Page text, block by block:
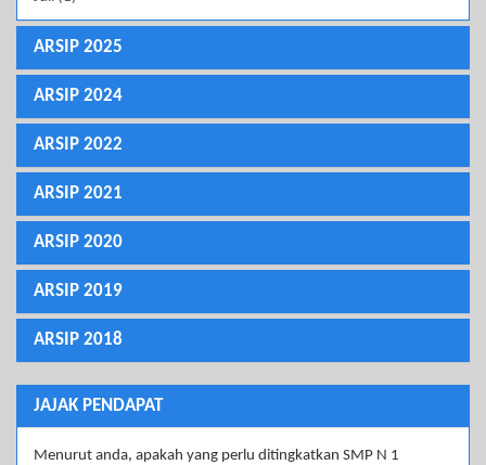
ARSIP 2025
ARSIP 2024
ARSIP 2022
ARSIP 2021
ARSIP 2020
ARSIP 2019
ARSIP 2018
JAJAK PENDAPAT
Menurut anda, apakah yang perlu ditingkatkan SMP N 1